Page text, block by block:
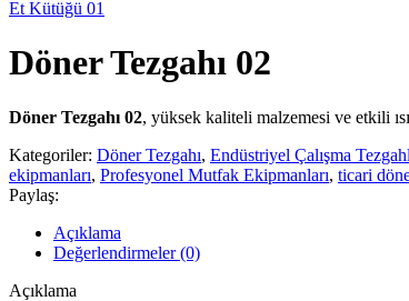
Et Kütüğü 01
Döner Tezgahı 02
Döner Tezgahı 02, yüksek kaliteli malzemesi ve etkili
Kategoriler: Döner Tezgahı, Endüstriyel Çalışma
ekipmanları, Profesyonel Mutfak Ekipmanları, ticari
Paylaş:
Açıklama
Değerlendirmeler (0)
Açıklama